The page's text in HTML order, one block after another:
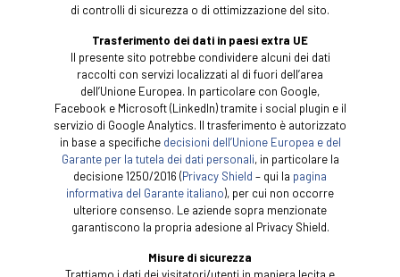
di controlli di sicurezza o di ottimizzazione del sito.
Trasferimento dei dati in paesi extra UE
Il presente sito potrebbe condividere alcuni dei dati
raccolti con servizi localizzati al di fuori dell’area
dell’Unione Europea. In particolare con Google,
Facebook e Microsoft (LinkedIn) tramite i social plugin e il
servizio di Google Analytics. Il trasferimento è autorizzato
in base a specifiche decisioni dell’Unione Europea e del
Garante per la tutela dei dati personali, in particolare la
decisione 1250/2016 (Privacy Shield – qui la pagina
informativa del Garante italiano), per cui non occorre
ulteriore consenso. Le aziende sopra menzionate
garantiscono la propria adesione al Privacy Shield.
Misure di sicurezza